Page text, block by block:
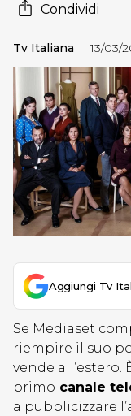
Condividi
Tv Italiana 13/03/
Aggiungi Tv
Se Mediaset
riempire il suo
vende
primo canale
a pubblicizzare